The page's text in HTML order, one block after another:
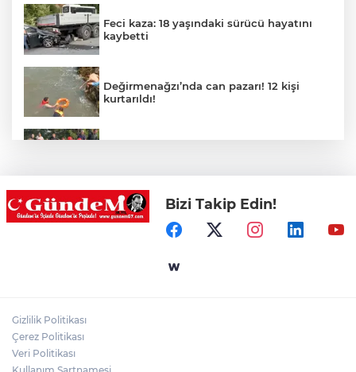
Feci kaza: 18 yaşındaki sürücü hayatını
kaybetti
Değirmenağzı’nda can pazarı! 12 kişi
kurtarıldı!
Şaşırtmadı! Akaryakıta bir zam daha
geliyor!
Zonguldak'ta Denizde Can Pazarı: Suda
Bizi Takip Edin!
Gizlilik Politikası
Çerez Politikası
Veri Politikası